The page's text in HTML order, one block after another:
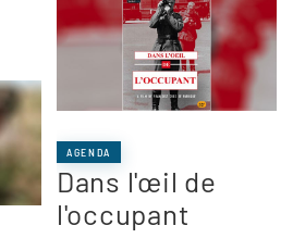
AGENDA
Dans l'œil de
l'occupant